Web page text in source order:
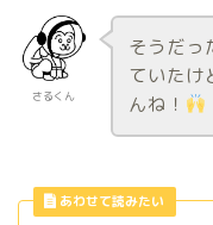
さるくん
そうだっ
ていたけ
んね！